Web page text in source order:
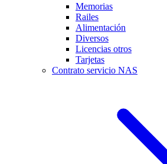
Memorias
Railes
Alimentación
Diversos
Licencias otros
Tarjetas
Contrato servicio NAS